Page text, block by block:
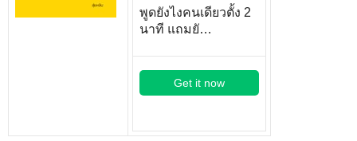
พูดยังไงคนเดียวตั้ง 2
นาที แถมยั…
Get it now